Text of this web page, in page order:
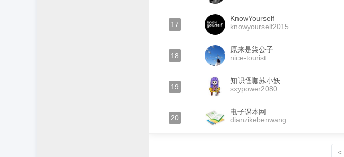
17
KnowYourself
knowyourself2015
18
原来是柒公子
nice-tourist
19
知识怪咖苏小妖
sxypower2080
20
电子课本网
dianzikebenwang
<